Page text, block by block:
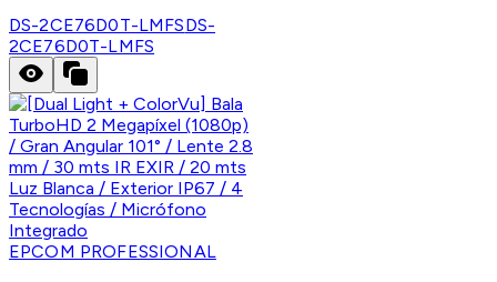
DS-2CE76D0T-LMFSDS-
2CE76D0T-LMFS
EPCOM PROFESSIONAL